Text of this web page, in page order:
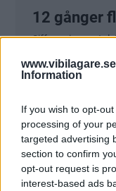
Information
If you wish to opt-
processing of your
targeted advertising
section to confirm
opt-out request is
interest-based ads